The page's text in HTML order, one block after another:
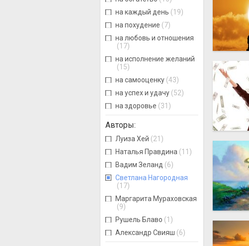
на каждый день (19)
на похудение (7)
на любовь и отношения
(17)
на исполнение желаний
(15)
на самооценку (43)
на успех и удачу (52)
на здоровье (31)
Авторы:
Луиза Хей (21)
Наталья Правдина (11)
Вадим Зеланд (6)
Светлана Нагородная
(17)
Маргарита Мураховская
(9)
Рушель Блаво (1)
Александр Свияш (6)